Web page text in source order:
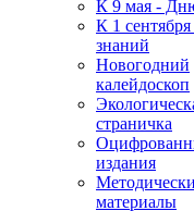
К 9 мая -
К 1
знаний
Новогодний
калейдоскоп
страничка
издания
материалы